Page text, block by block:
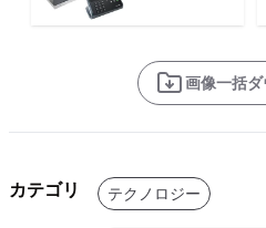
画像一括
カテゴリ テクノロジー